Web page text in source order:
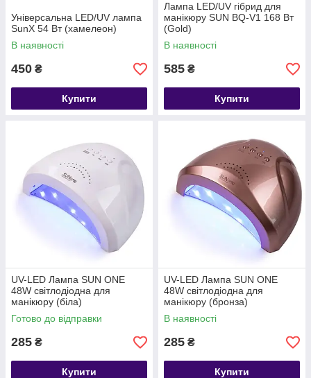
Універсальна LED/UV лампа
SunX 54 Вт (хамелеон)
В наявності
450 ₴
Купити
Лампа LED/UV гібрид для
манікюру SUN BQ-V1 168 Вт
(Gold)
В наявності
585 ₴
Купити
UV-LED Лампа SUN ONE
48W світлодіодна для
манікюру (біла)
Готово до відправки
285 ₴
Купити
UV-LED Лампа SUN ONE
48W світлодіодна для
манікюру (бронза)
В наявності
285 ₴
Купити